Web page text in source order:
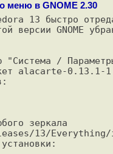
меню в GNOME 2.30
13 быстро
версии GNOME
"Система /
alacarte-0.13.1-
зеркала
13/Everything/